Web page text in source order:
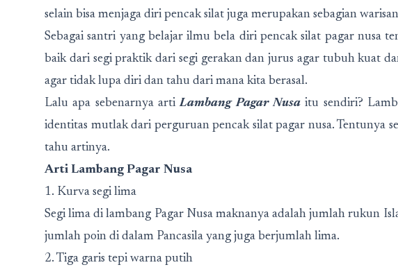
selain bisa menjaga diri pencak silat juga merupakan sebagian
Sebagai santri yang belajar ilmu bela diri pencak silat pagar nusa
baik dari segi praktik dari segi gerakan dan jurus agar tubuh kuat
agar tidak lupa diri dan tahu dari mana kita berasal.
Lalu apa sebenarnya artiLambang Pagar Nusa itu sendiri?
identitas mutlak dari perguruan pencak silat pagar nusa. Tentunya
tahu artinya.
Arti Lambang Pagar Nusa
1. Kurva segi lima
Segi lima di lambang Pagar Nusa maknanya adalah jumlah rukun
jumlah poin di dalam Pancasila yang juga berjumlah lima.
2. Tiga garis tepi warna putih